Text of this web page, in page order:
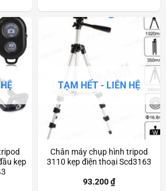
kẹp
TẠM HẾT - LIÊN HỆ
Chân máy chụp hình tripod
3110 kẹp điện thoại Scd3163
93.200₫